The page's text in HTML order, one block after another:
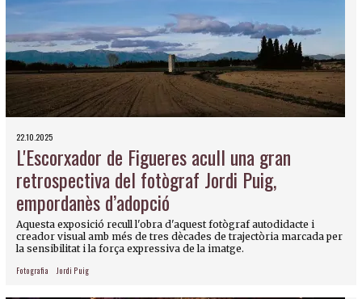
22.10.2025
L'Escorxador de Figueres acull una gran
retrospectiva del fotògraf Jordi Puig,
empordanès d’adopció
Aquesta exposició recull l'obra d'aquest fotògraf autodidacte i
creador visual amb més de tres dècades de trajectòria marcada per
la sensibilitat i la força expressiva de la imatge.
Fotografia Jordi Puig